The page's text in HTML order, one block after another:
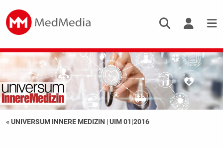
« UNIVERSUM INNERE MEDIZIN |UIM 01|2016